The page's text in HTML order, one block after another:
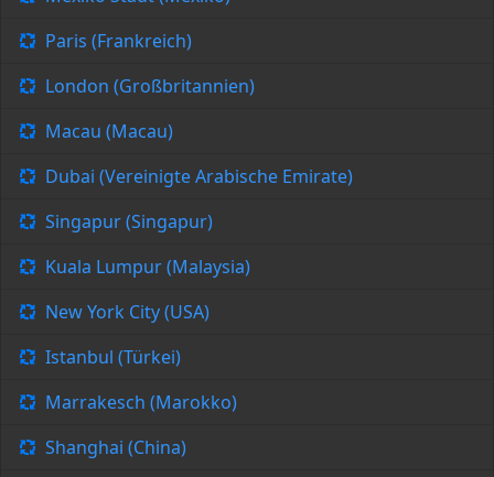
Paris (Frankreich)
London (Großbritannien)
Macau (Macau)
Dubai (Vereinigte Arabische Emirate)
Singapur (Singapur)
Kuala Lumpur (Malaysia)
New York City (USA)
Istanbul (Türkei)
Marrakesch (Marokko)
Shanghai (China)